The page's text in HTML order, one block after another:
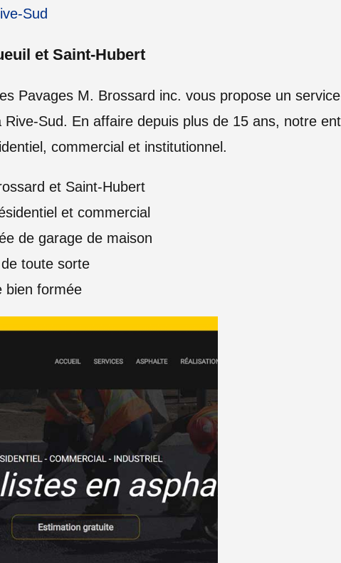
Sud
et Saint-Hubert
Pavages M. Brossard inc. vous propose un
Rive-Sud. En affaire depuis plus de 15 ans, notre
commercial et institutionnel.
et Saint-Hubert
et commercial
de garage de maison
toute sorte
bien formée